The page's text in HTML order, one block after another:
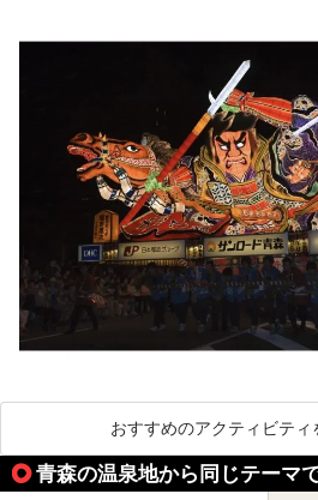
おすすめのアクティビティ
青森の温泉地から同じテーマ